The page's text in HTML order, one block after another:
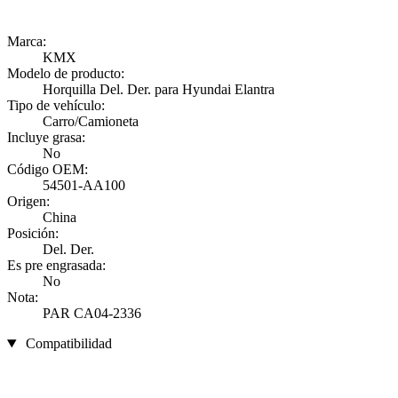
Marca:
KMX
Modelo de producto:
Horquilla Del. Der. para Hyundai Elantra
Tipo de vehículo:
Carro/Camioneta
Incluye grasa:
No
Código OEM:
54501-AA100
Origen:
China
Posición:
Del. Der.
Es pre engrasada:
No
Nota:
PAR CA04-2336
Compatibilidad